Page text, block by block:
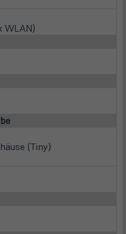
WLAN)
(Tiny)